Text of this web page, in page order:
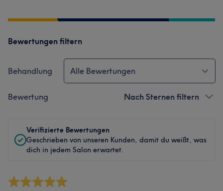
Bewertungen filtern
Behandlung Alle Bewertungen
Bewertung Nach Sternen filtern
Verifizierte Bewertungen
Geschrieben von unseren Kunden, damit du weißt, was
dich in jedem Salon erwartet.